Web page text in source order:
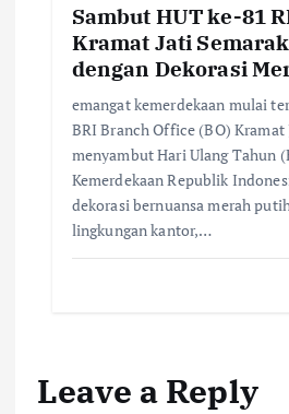
Sambut HUT ke-81
Kramat Jati
dengan Dekorasi
emangat kemerdekaan mulai
BRI Branch Office (BO) Kramat
menyambut Hari Ulang Tahun
Kemerdekaan Republik
dekorasi bernuansa merah
lingkungan kantor,…
Leave a Reply